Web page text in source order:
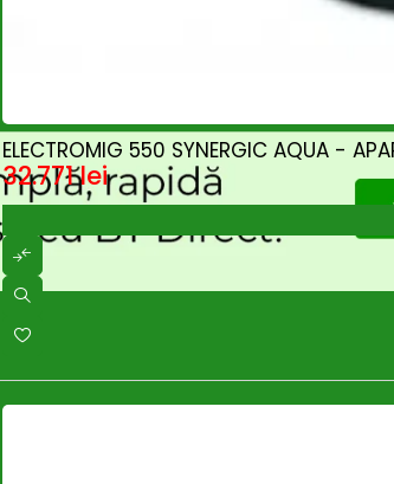
HOT
ELECTROMIG 550 SYNERGIC AQUA -
32.771lei